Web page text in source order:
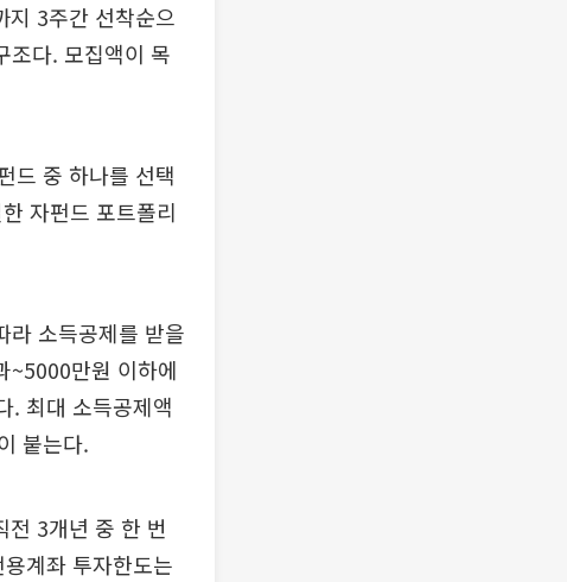
지 3주간 선착순으
조다. 모집액이 목
드 중 하나를 선택
자펀드 포트폴리
라 소득공제를 받을
만원 이하에
최대 소득공제액
붙는다.
3개년 중 한 번
계좌 투자한도는